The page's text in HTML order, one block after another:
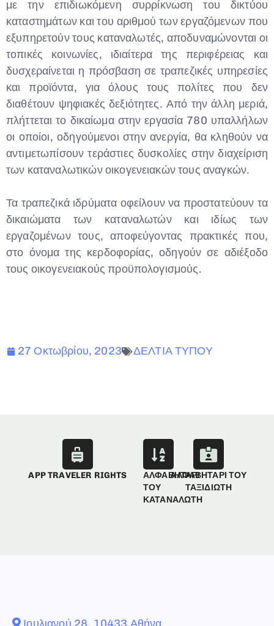
με την επιδιωκόμενη συρρίκνωση του δικτύου
καταστημάτων και του αριθμού των εργαζόμενων που
εξυπηρετούν τους καταναλωτές, αποδυναμώνονται οι
τοπικές κοινωνίες, ιδιαίτερα της περιφέρειας και
δυσχεραίνεται η πρόσβαση σε τραπεζικές υπηρεσίες
και προϊόντα, για όλους τους πολίτες που δεν
διαθέτουν ψηφιακές δεξιότητες. Από την άλλη μεριά,
πλήττεται το δικαίωμα στην εργασία 780 υπαλλήλων
οι οποίοι, οδηγούμενοι στην ανεργία, θα κληθούν να
αντιμετωπίσουν τεράστιες δυσκολίες στην διαχείριση
των καταναλωτικών οικογενειακών τους αναγκών.
Τα τραπεζικά ιδρύματα οφείλουν να προστατεύουν τα
δικαιώματα των καταναλωτών και ιδίως των
εργαζομένων τους, αποφεύγοντας πρακτικές που,
στο όνομα της κερδοφορίας, οδηγούν σε αδιέξοδο
τους οικογενειακούς προϋπολογισμούς.
27 Οκτωβρίου, 2023 ΔΕΛΤΙΑ ΤΥΠΟΥ
APP TRAVELER RIGHTS
ΑΛΦΑΒΗΤΑΡΙ
ΤΟΥ
ΚΑΤΑΝΑΛΩΤΗ
ΑΛΦΑΒΗΤΑΡΙ ΤΟΥ
ΤΑΞΙΔΙΩΤΗ